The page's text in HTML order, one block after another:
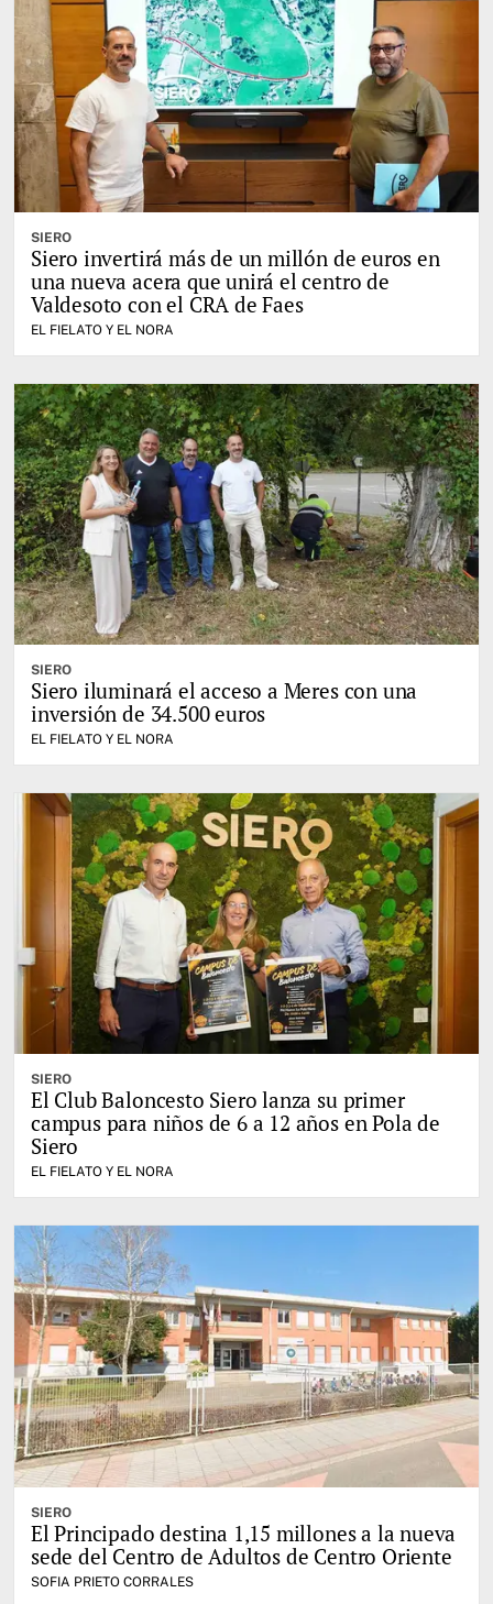
SIERO
Siero invertirá más de un millón de euros en
una nueva acera que unirá el centro de
Valdesoto con el CRA de Faes
EL FIELATO Y EL NORA
SIERO
Siero iluminará el acceso a Meres con una
inversión de 34.500 euros
EL FIELATO Y EL NORA
SIERO
El Club Baloncesto Siero lanza su primer
campus para niños de 6 a 12 años en Pola de
Siero
EL FIELATO Y EL NORA
SIERO
El Principado destina 1,15 millones a la nueva
sede del Centro de Adultos de Centro Oriente
SOFIA PRIETO CORRALES